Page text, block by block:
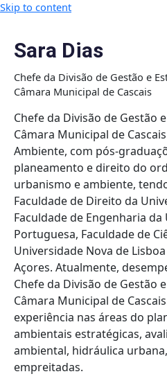
Skip to content
Sara Dias
Chefe da Divisão de Gestão e
Câmara Municipal de Cascais
Chefe da Divisão de Gestão
Câmara Municipal de
Ambiente, com pós-
planeamento e direito do
urbanismo e ambiente,
Faculdade de Direito da
Faculdade de Engenharia
Portuguesa, Faculdade de
Universidade Nova de
Açores. Atualmente,
Chefe da Divisão de Gestão
Câmara Municipal de
experiência nas áreas do
ambientais estratégicas,
ambiental, hidráulica
empreitadas.